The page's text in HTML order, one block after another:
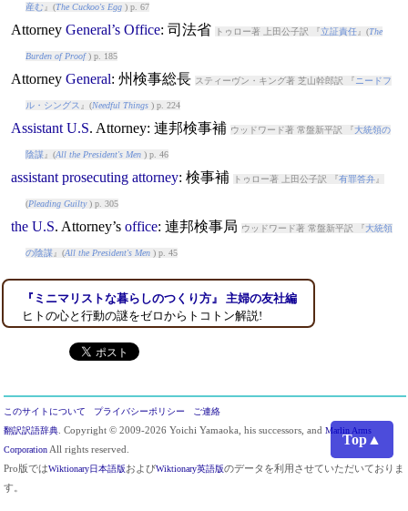
Top▲
産む』(The Cuckoo's Egg) p. 67
Attorney General’s Office: 司法省 トゥロー著 上田公子訳 『立証責任』(The
Burden of Proof) p. 185
Attorney General: 州検事総長 スティーヴン・キング著 芝山幹郎訳 『 ニードフ
ル・シングス 』(Needful Things) p. 224
Assistant U.S. Attorney: 連邦検事補 ウッドワード著 常盤新平訳 『大統領の
陰謀』(All the President's Men) p. 46
assistant prosecuting attorney: 検事補 トゥロー著 上田公子訳 『有罪答弁』
(Pleading Guilty) p. 305
the U.S. Attorney’s office: 連邦検事局 ウッドワード著 常盤新平訳 『大統領
の陰謀』(All the President's Men) p. 45
『ミニマリストな暮らしのつくり方』 主婦の友社編
ヒトの心と行動の謎をゼロからトコトン解説!
このサイトについて プライバシーポリシー
ご連絡
翻訳訳語辞典 . Copyright © 2009-2026 Yoichi Yamaoka, his successors, and Marlin Arms
Corporation All rights reserved.
Pro版ではWiktionary日本語版およびWiktionary英語版のデータを利用させていただいておりま
す。